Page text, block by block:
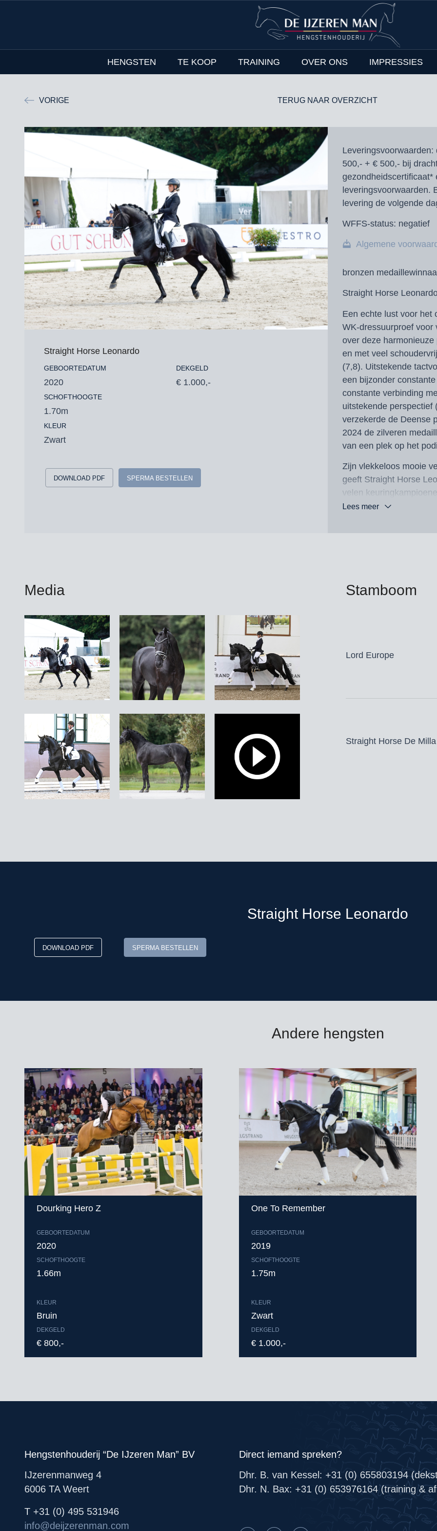
HENGSTEN TE KOOP TRAINING OVER ONS IMPRESSIES
VORIGE TERUG NAAR OVERZICHT
Straight Horse Leonardo
GEBOORTEDATUM
2020
SCHOFTHOOGTE
1.70m
KLEUR
Zwart
DEKGELD
€ 1.000,-
DOWNLOAD PDF SPERMA BESTELLEN
Leveringsvoorwaarden:
500,- + € 500,- bij
gezondheidscertificaat*
leveringsvoorwaarden.
levering de volgende
WFFS-status: negatief
Algemene
bronzen
Straight Horse
Een echte lust voor het
WK-dressuurproef voor
over deze
en met veel
(7,8). Uitstekende
een bijzonder
constante verbinding
uitstekende perspectief
verzekerde de Deense
2024 de zilveren
van een plek op het
Zijn vlekkeloos mooie
geeft Straight Horse
velen
Straight Horse
Straight Horse
Hannover,
Dekgeld bedraagt €
excl. BTW, afdracht,
Bestellen op maandag
Lees meer
Media Stamboom
Lord Europe
Straight Horse De Milla
Straight Horse Leonardo
DOWNLOAD PDF SPERMA BESTELLEN
Andere hengsten
Dourking Hero Z
GEBOORTEDATUM
2020
SCHOFTHOOGTE
1.66m
KLEUR
Bruin
DEKGELD
€ 800,-
One To Remember
GEBOORTEDATUM
2019
SCHOFTHOOGTE
1.75m
KLEUR
Zwart
DEKGELD
€ 1.000,-
Hengstenhouderij “De IJzeren Man” BV
IJzerenmanweg 4
6006 TA Weert
T +31 (0) 495 531946
info@deijzerenman.com
Direct iemand spreken?
Dhr. B. van Kessel: +31 (0) 655803194
Dhr. N. Bax: +31 (0) 653976164 (training &